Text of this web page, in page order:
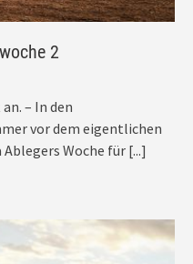
2
– In den
vor dem eigentlichen
Ablegers Woche für [...]